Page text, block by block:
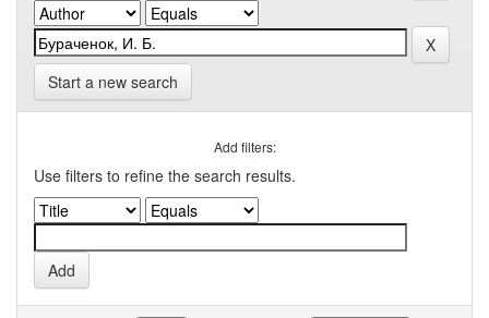
Start a new search
Add filters:
Use filters to refine the search results.